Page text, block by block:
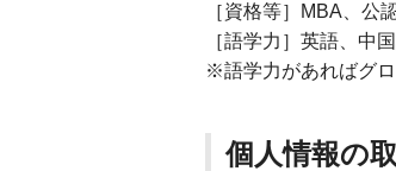
［資格等］MBA、
［語学力］英語、中
※語学力があればグ
個人情報の